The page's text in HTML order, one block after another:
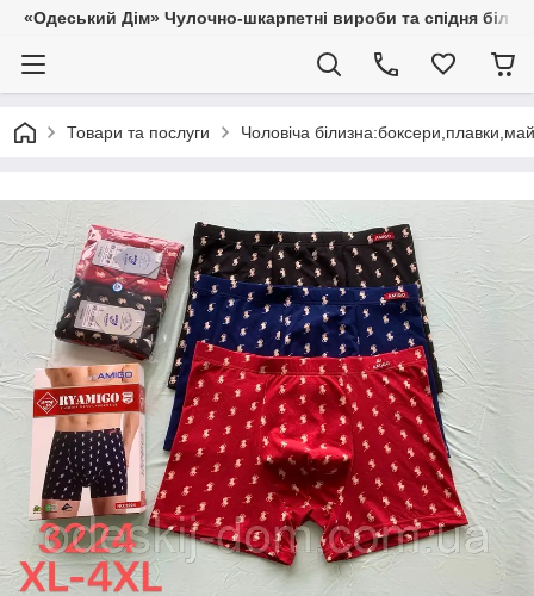
«Одеський Дім» Чулочно-шкарпетні вироби та спідня
Товари та послуги Чоловіча